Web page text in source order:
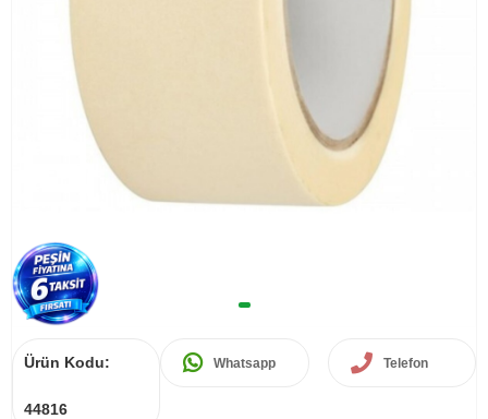
Ürün Kodu:
44816
Whatsapp Telefon